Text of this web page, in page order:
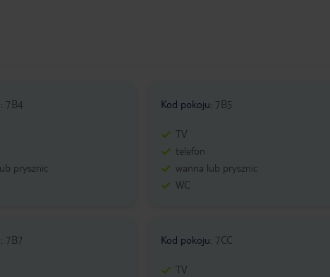
: 7B4
prysznic
Kod pokoju: 7B5
TV
telefon
wanna lub prysznic
WC
: 7B7 Kod pokoju: 7CC
TV